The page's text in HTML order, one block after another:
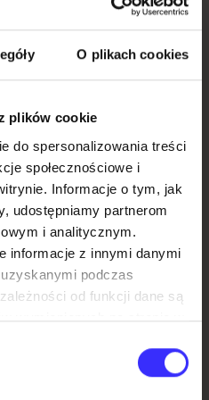
O plikach cookies
plików cookie
do spersonalizowania treści
społecznościowe i
Informacje o tym, jak
udostępniamy partnerom
i analitycznym.
informacje z innymi danymi
podczas
od funkcji dane są
wymienionych na stronie w
do korzystania z naszej
ją w każdej chwili odwołać
Papa Smurf
wygrzebują się
(hipsterskie i
To pijak Stefano,